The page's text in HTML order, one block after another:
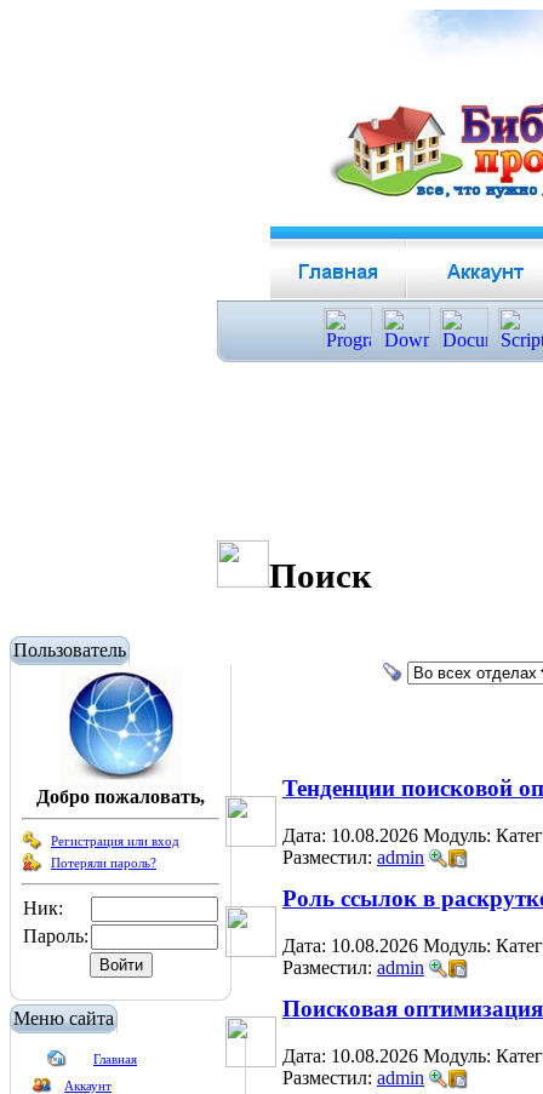
Пользователь
Добро пожаловать,
Регистрация или вход
Потеряли пароль?
Ник:
Пароль:
Меню сайта
Главная
Аккаунт
Поиск
Тенденции поисковой
Дата: 10.08.2026 Модуль:
Разместил: admin
Роль ссылок в
Дата: 10.08.2026 Модуль:
Разместил: admin
Поисковая
Дата: 10.08.2026 Модуль:
Разместил: admin